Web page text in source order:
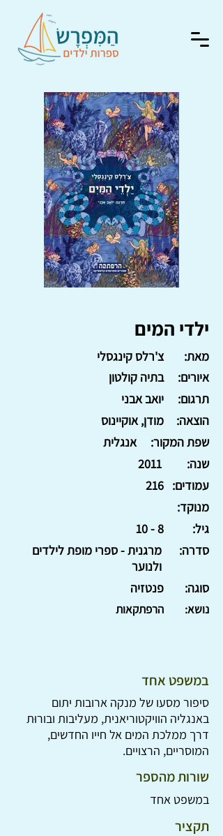
ילדי המים
צ'רלס קינגסלי
מאת:
בתיה קולטון
איורים:
יואב אבני
תרגום:
מודן, אוקיינוס
הוצאה:
אנגלית
שפת המקור:
2011
שנה:
216 עמודים:
מנוקד:
8 - 10
גיל:
מרגנית - ספרי מופת לילדים
ולנוער
סדרה:
פנטזיה סוגה:
הרפתקאות נושא:
במשפט אחד
סיפור מסעו של מנקה ארובות יתום
באנגליה הוויקטוריאנית, מעליבות ובורוּת
דרך ממלכת המים אל חייו החדשים,
המוסריים, הרצויים.
שורות מהספר
במשפט אחד
תקציר